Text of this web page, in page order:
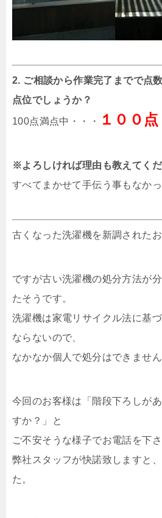
2. ご相談から作業完了までで点
点位でしょうか？
100点満点中・・・ １００点
※よろしければ理由も教えてくだ
すべてまかせて手伝う事もなかっ
古くなった洗濯機を新調されたお
ですが古い洗濯機の処分方法が
たそうです。
洗濯機は家電リサイクル法に基
ならないので、
なかなか個人で処分はできません
今回のお客様は「階段下ろしが
すか？」と
ご不安そうな様子でお電話を下さ
弊社スタッフが快諾致しますと
た。